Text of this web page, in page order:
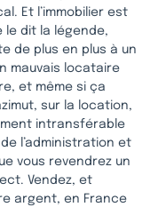
Et l’immobilier est
le dit la légende,
de plus en plus à un
mauvais locataire
et même si ça
sur la location,
intransférable
l’administration et
vous revendrez un
Vendez, et
argent, en France